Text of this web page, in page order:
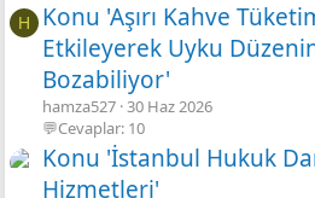
H
Konu 'Aşırı Kahve
Etkileyerek Uyku
Bozabiliyor'
hamza527 30 Haz 2026
💬Cevaplar: 10
Konu 'İstanbul Hukuk
Hizmetleri'